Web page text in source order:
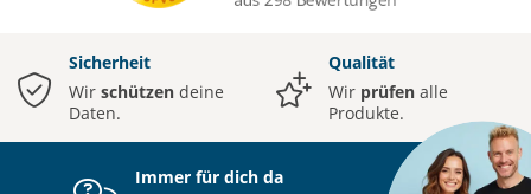
Sicherheit
Wir schützen deine
Daten.
Qualität
Wir prüfen alle
Produkte.
Immer für dich da